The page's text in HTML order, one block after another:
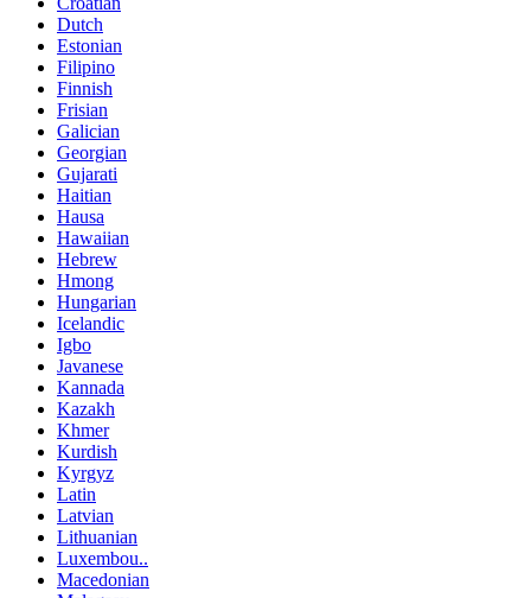
Dutch
Estonian
Filipino
Finnish
Frisian
Galician
Georgian
Gujarati
Haitian
Hausa
Hawaiian
Hebrew
Hmong
Hungarian
Icelandic
Igbo
Javanese
Kannada
Kazakh
Khmer
Kurdish
Kyrgyz
Latin
Latvian
Lithuanian
Luxembou..
Macedonian